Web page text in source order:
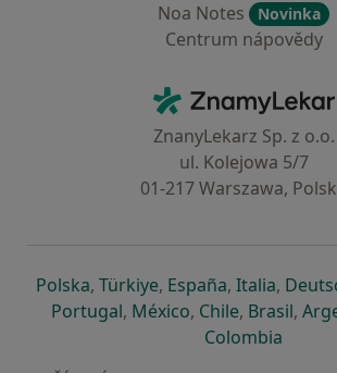
Noa Notes
Novinka
Centrum nápovědy
ZnamyLekar -
ZnanyLekarz Sp. z o.o.
ul. Kolejowa 5/7
01-217 Warszawa,
Polskase otevře v nové záložce
, Türkiyese otevře v nové
, Españase otevře v
, Italiase
,
Portugalse otevře v nové záložce
, Méxicose otevře v nové
, Chilese otevře v
, Brasilse
,
Colombia